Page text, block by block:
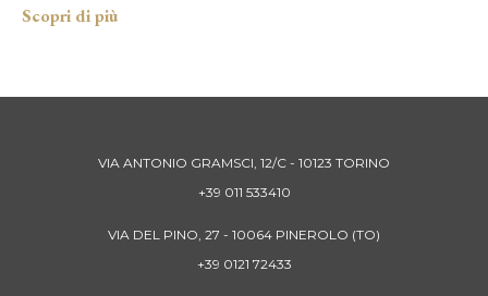
VIA ANTONIO GRAMSCI, 12/C - 10123 TORINO
+39 011 533410
VIA DEL PINO, 27 - 10064 PINEROLO (TO)
+39 0121 72433